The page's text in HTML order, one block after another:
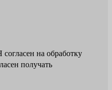
согласен на обработку
получать